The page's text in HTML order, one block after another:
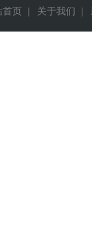
首页 | 关于我们 |